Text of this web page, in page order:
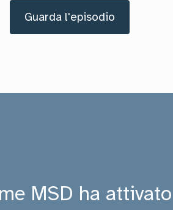
Guarda l'episodio
MSD ha attivato